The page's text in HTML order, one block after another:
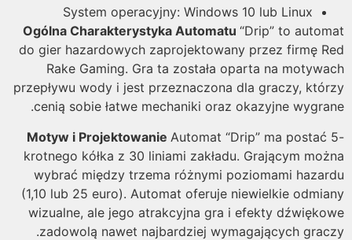
System operacyjny: Windows 10 lub Linux
Ogólna Charakterystyka Automatu“Drip” to
do gier hazardowych zaprojektowany przez firmę
Rake Gaming. Gra ta została oparta na
przepływu wody i jest przeznaczona dla graczy,
cenią sobie łatwe mechaniki oraz okazyjne
Motyw i ProjektowanieAutomat “Drip” ma
krotnego kółka z 30 liniami zakładu. Grającym
wybrać między trzema różnymi poziomami
(1,10 lub 25 euro). Automat oferuje niewielkie
wizualne, ale jego atrakcyjna gra i efekty
zadowolą nawet najbardziej wymagających